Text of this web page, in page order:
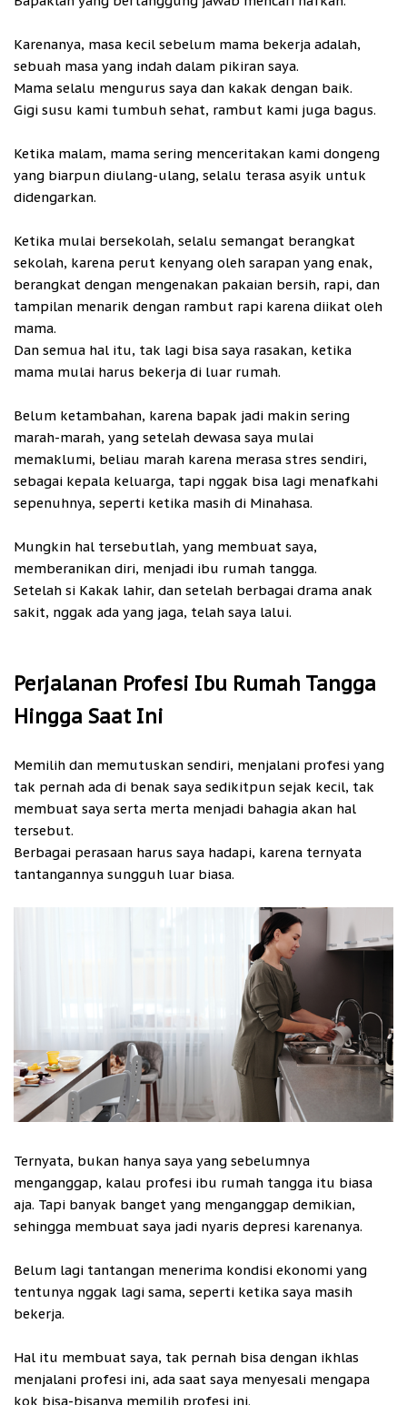
Karenanya, masa kecil sebelum mama bekerja adalah,
sebuah masa yang indah dalam pikiran saya.
Mama selalu mengurus saya dan kakak dengan baik.
Gigi susu kami tumbuh sehat, rambut kami juga bagus.
Ketika malam, mama sering menceritakan kami dongeng
yang biarpun diulang-ulang, selalu terasa asyik untuk
didengarkan.
Ketika mulai bersekolah, selalu semangat berangkat
sekolah, karena perut kenyang oleh sarapan yang enak,
berangkat dengan mengenakan pakaian bersih, rapi, dan
tampilan menarik dengan rambut rapi karena diikat oleh
mama.
Dan semua hal itu, tak lagi bisa saya rasakan, ketika
mama mulai harus bekerja di luar rumah.
Belum ketambahan, karena bapak jadi makin sering
marah-marah, yang setelah dewasa saya mulai
memaklumi, beliau marah karena merasa stres sendiri,
sebagai kepala keluarga, tapi nggak bisa lagi menafkahi
sepenuhnya, seperti ketika masih di Minahasa.
Mungkin hal tersebutlah, yang membuat saya,
memberanikan diri, menjadi ibu rumah tangga.
Setelah si Kakak lahir, dan setelah berbagai drama anak
sakit, nggak ada yang jaga, telah saya lalui.
Perjalanan Profesi Ibu Rumah Tangga
Hingga Saat Ini
Memilih dan memutuskan sendiri, menjalani profesi yang
tak pernah ada di benak saya sedikitpun sejak kecil, tak
membuat saya serta merta menjadi bahagia akan hal
tersebut.
Berbagai perasaan harus saya hadapi, karena ternyata
tantangannya sungguh luar biasa.
Ternyata, bukan hanya saya yang sebelumnya
menganggap, kalau profesi ibu rumah tangga itu biasa
aja. Tapi banyak banget yang menganggap demikian,
sehingga membuat saya jadi nyaris depresi karenanya.
Belum lagi tantangan menerima kondisi ekonomi yang
tentunya nggak lagi sama, seperti ketika saya masih
bekerja.
Hal itu membuat saya, tak pernah bisa dengan ikhlas
menjalani profesi ini, ada saat saya menyesali mengapa
kok bisa-bisanya memilih profesi ini.